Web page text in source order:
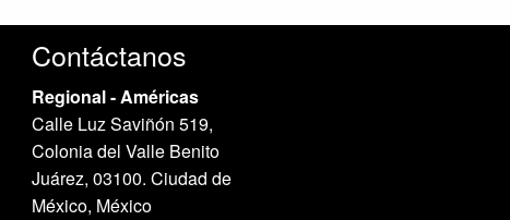
Contáctanos
Regional - Américas
Calle Luz Saviñón 519,
Colonia del Valle Benito
Juárez, 03100. Ciudad de
México, México